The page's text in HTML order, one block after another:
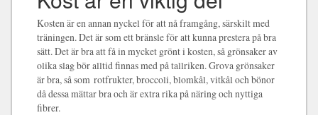
Kosten är en annan nyckel för att nå framgång, särskilt med
träningen. Det är som ett bränsle för att kunna prestera på bra
sätt. Det är bra att få in mycket grönt i kosten, så grönsaker av
olika slag bör alltid finnas med på tallriken. Grova grönsaker
är bra, så som rotfrukter, broccoli, blomkål, vitkål och bönor
då dessa mättar bra och är extra rika på näring och nyttiga
fibrer.